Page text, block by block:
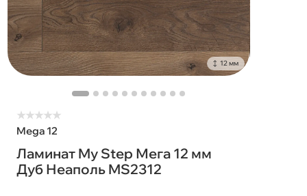
12 мм
★★★★★
Mega 12
Ламинат My Step Мега 12 мм
Дуб Неаполь MS2312